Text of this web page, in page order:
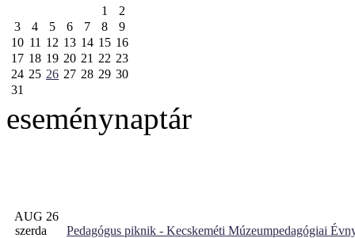
1
2
3
4 5 6 7 8
9
10 11 12 13 14 15 16
17 18 19 20 21 22 23
24 25 26 27 28 29 30
31
eseménynaptár
AUG 26
szerda
Pedagógus piknik - Kecskeméti Múzeumpedagógiai